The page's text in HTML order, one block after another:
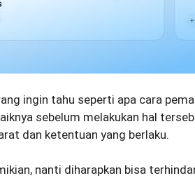
ingin tahu seperti apa cara
sebelum melakukan hal
dan ketentuan yang berlaku.
nanti diharapkan bisa